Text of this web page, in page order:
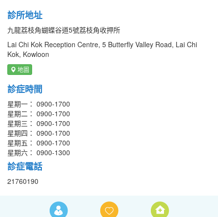
診所地址
九龍荔枝角蝴蝶谷道5號荔枝角收押所
Lai Chi Kok Reception Centre, 5 Butterfly Valley Road, Lai Chi
Kok, Kowloon
地圖
診症時間
星期一： 0900-1700
星期二： 0900-1700
星期三： 0900-1700
星期四： 0900-1700
星期五： 0900-1700
星期六： 0900-1300
診症電話
21760190